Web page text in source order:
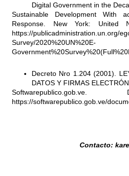
Digital Government in the
Sustainable Development With
Response. New York: United
https://publicadministration.un.org/
Survey/2020%20UN%20E-
Decreto Nro 1.204 (2001).
DATOS Y FIRMAS
https://softwarepublico.gob.ve/
Contacto: